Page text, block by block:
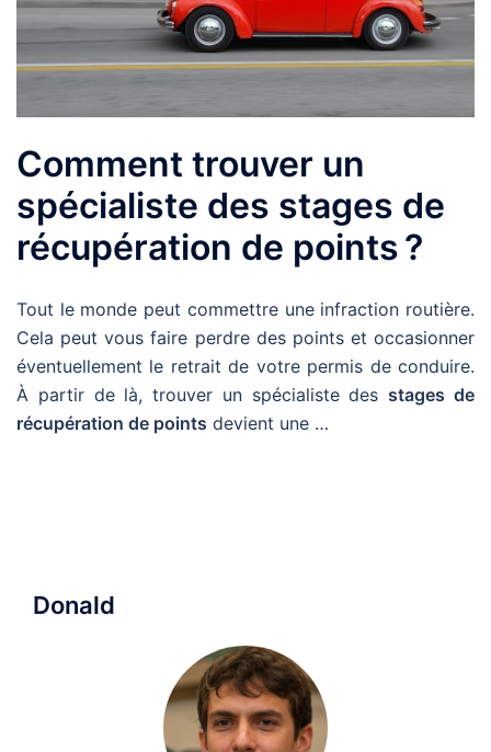
Comment trouver un
spécialiste des stages de
récupération de points ?
Tout le monde peut commettre une infraction routière.
Cela peut vous faire perdre des points et occasionner
éventuellement le retrait de votre permis de conduire.
À partir de là, trouver un spécialiste desstages de
récupération de points devient une …
Donald